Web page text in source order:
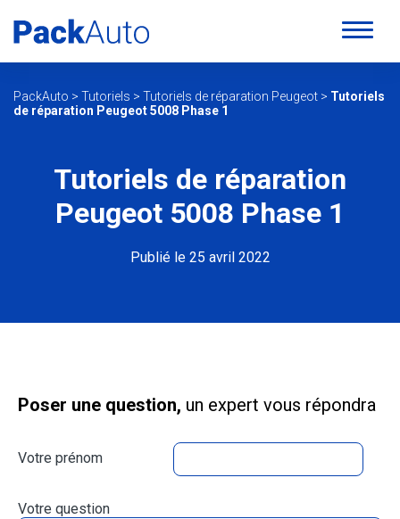
PackAuto > Tutoriels > Tutoriels de réparation Peugeot > Tutoriels
de réparation Peugeot 5008 Phase 1
Tutoriels de réparation
Peugeot 5008 Phase 1
Publié le 25 avril 2022
Poser une question, un expert vous répondra
Votre prénom
Votre question